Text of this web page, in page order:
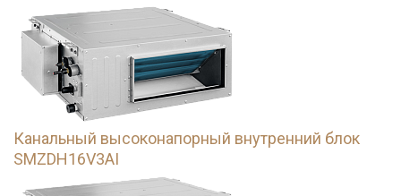
Канальный высоконапорный внутренний блок
SMZDH16V3AI